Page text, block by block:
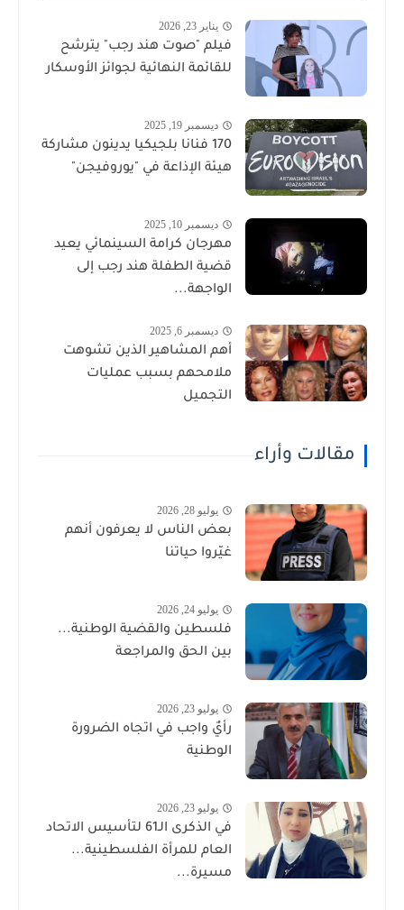
يناير 23, 2026
فيلم "صوت هند رجب" يترشح
للقائمة النهائية لجوائز الأوسكار
ديسمبر 19, 2025
170 فنانا بلجيكيا يدينون مشاركة
هيئة الإذاعة في "يوروفيجن"
ديسمبر 10, 2025
مهرجان كرامة السينمائي يعيد
قضية الطفلة هند رجب إلى
الواجهة...
ديسمبر 6, 2025
أهم المشاهير الذين تشوهت
ملامحهم بسبب عمليات
التجميل
مقالات وأراء
يوليو 28, 2026
بعض الناس لا يعرفون أنهم
غيّروا حياتنا
يوليو 24, 2026
فلسطين والقضية الوطنية...
بين الحق والمراجعة
يوليو 23, 2026
رأيٌ واجب في اتجاه الضرورة
الوطنية
يوليو 23, 2026
في الذكرى الـ61 لتأسيس الاتحاد
العام للمرأة الفلسطينية...
مسيرة...